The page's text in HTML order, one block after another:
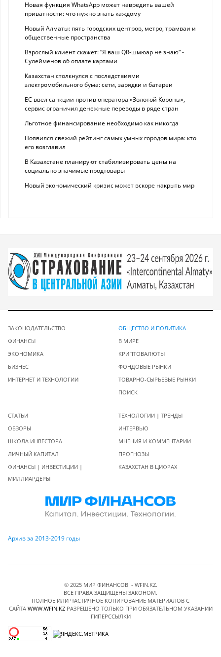
Новая функция WhatsApp может навредить вашей
приватности: что нужно знать каждому
Новый Алматы: пять городских центров, метро, трамваи и
общественные пространства
Взрослый клиент скажет: “Я ваш QR-шмюар не знаю“ -
Сулейменов об оплате картами
Казахстан столкнулся с последствиями
электромобильного бума: сети, зарядки и батареи
ЕС ввел санкции против оператора «Золотой Короны»,
сервис ограничил денежные переводы в ряде стран
Льготное финансирование необходимо как никогда
Появился свежий рейтинг самых умных городов мира: кто
его возглавил
В Казахстане планируют стабилизировать цены на
социально значимые продтовары
Новый экономический кризис может вскоре накрыть мир
ЗАКОНОДАТЕЛЬСТВО
ФИНАНСЫ
ЭКОНОМИКА
БИЗНЕС
ИНТЕРНЕТ И ТЕХНОЛОГИИ
ОБЩЕСТВО И ПОЛИТИКА
В МИРЕ
КРИПТОВАЛЮТЫ
ФОНДОВЫЕ РЫНКИ
ТОВАРНО-СЫРЬЕВЫЕ РЫНКИ
ПОИСК
СТАТЬИ
ОБЗОРЫ
ШКОЛА ИНВЕСТОРА
ЛИЧНЫЙ КАПИТАЛ
ФИНАНСЫ | ИНВЕСТИЦИИ |
МИЛЛИАРДЕРЫ
ТЕХНОЛОГИИ | ТРЕНДЫ
ИНТЕРВЬЮ
МНЕНИЯ И КОММЕНТАРИИ
ПРОГНОЗЫ
КАЗАХСТАН В ЦИФРАХ
Архив за 2013-2019 годы
© 2025 МИР ФИНАНСОВ - WFIN.KZ.
ВСЕ ПРАВА ЗАЩИЩЕНЫ ЗАКОНОМ.
ПОЛНОЕ ИЛИ ЧАСТИЧНОЕ КОПИРОВАНИЕ МАТЕРИАЛОВ C
САЙТА WWW.WFIN.KZРАЗРЕШЕНО ТОЛЬКО ПРИ ОБЯЗАТЕЛЬНОМ УКАЗАНИИ
ГИПЕРССЫЛКИ